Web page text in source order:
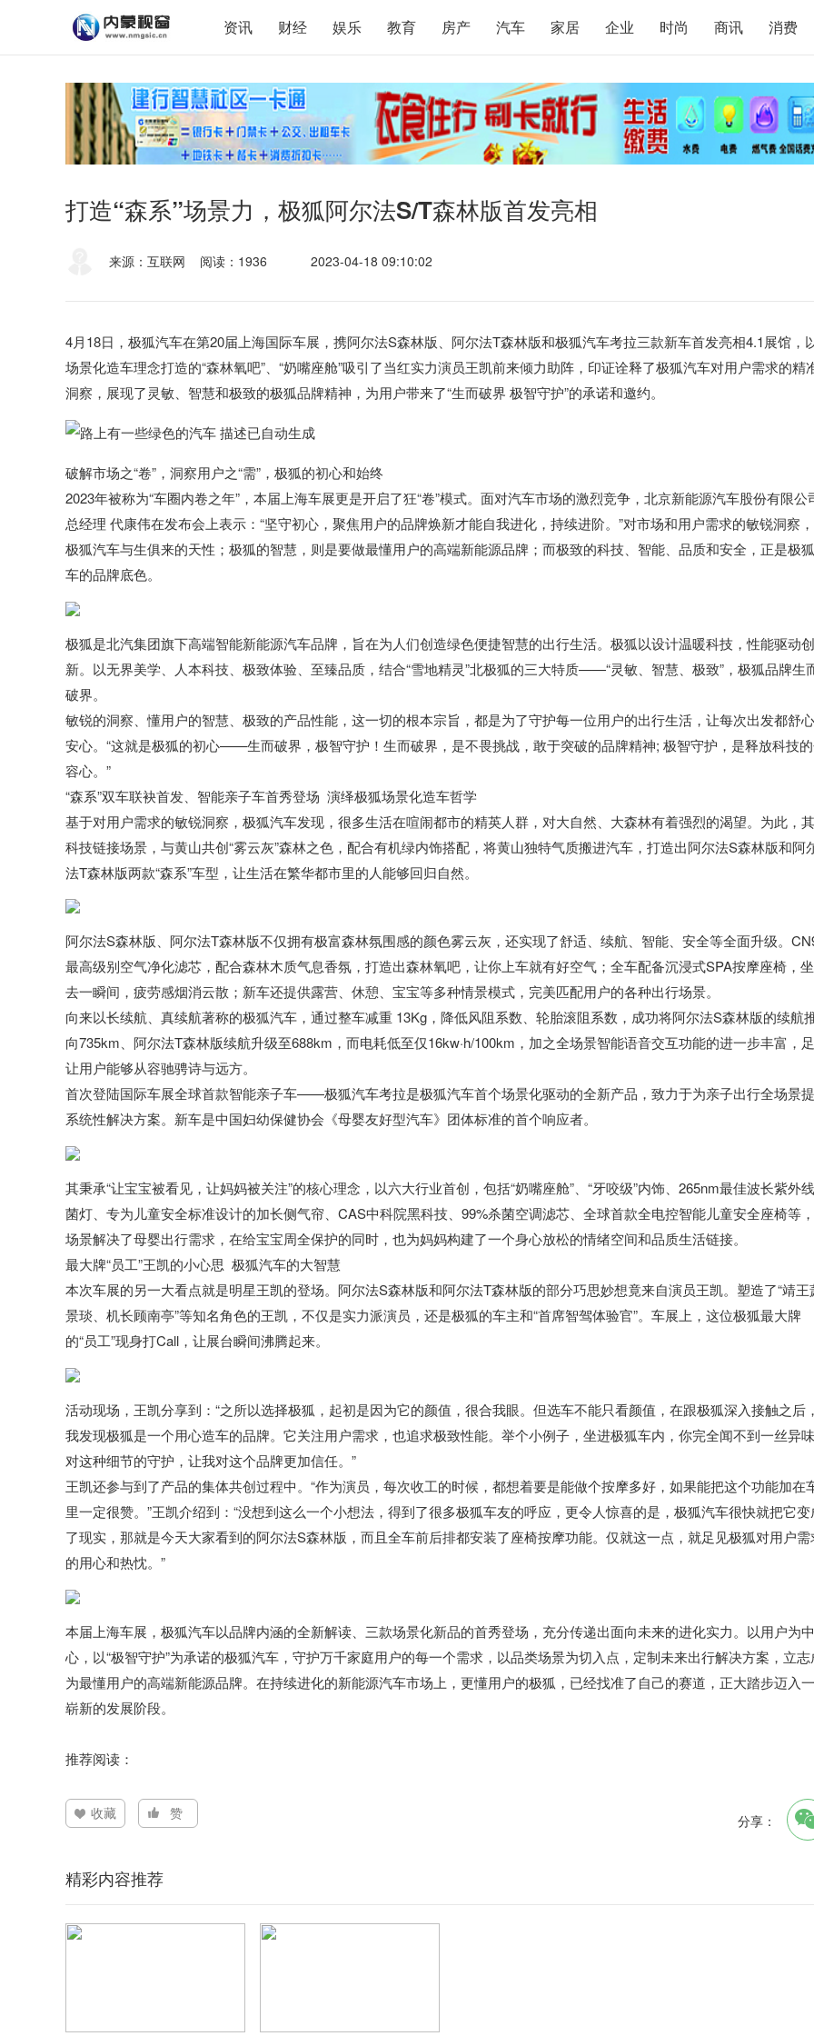
资讯 财经 娱乐 教育 房产 汽车 家居 企业 时尚 商讯 消费
打造“森系”场景力，极狐阿尔法S/T森林版首发亮相
来源：互联网 阅读：1936 2023-04-18 09:10:02
4月18日，极狐汽车在第20届上海国际车展，携阿尔法S森林版、阿尔法T森林版和极狐汽车考拉三款新车首发亮相4.1展馆，
场景化造车理念打造的“森林氧吧”、“奶嘴座舱”吸引了当红实力演员王凯前来倾力助阵，印证诠释了极狐汽车对用户需求的精
洞察，展现了灵敏、智慧和极致的极狐品牌精神，为用户带来了“生而破界 极智守护”的承诺和邀约。
破解市场之“卷”，洞察用户之“需”，极狐的初心和始终
2023年被称为“车圈内卷之年”，本届上海车展更是开启了狂“卷”模式。面对汽车市场的激烈竞争，北京新能源汽车股份有限公
总经理 代康伟在发布会上表示：“坚守初心，聚焦用户的品牌焕新才能自我进化，持续进阶。”对市场和用户需求的敏锐洞察
极狐汽车与生俱来的天性；极狐的智慧，则是要做最懂用户的高端新能源品牌；而极致的科技、智能、品质和安全，正是极
车的品牌底色。
极狐是北汽集团旗下高端智能新能源汽车品牌，旨在为人们创造绿色便捷智慧的出行生活。极狐以设计温暖科技，性能驱动创
新。以无界美学、人本科技、极致体验、至臻品质，结合“雪地精灵”北极狐的三大特质——“灵敏、智慧、极致”，极狐品牌生
破界。
敏锐的洞察、懂用户的智慧、极致的产品性能，这一切的根本宗旨，都是为了守护每一位用户的出行生活，让每次出发都舒心
安心。“这就是极狐的初心——生而破界，极智守护！生而破界，是不畏挑战，敢于突破的品牌精神; 极智守护，是释放科技
容心。”
“森系”双车联袂首发、智能亲子车首秀登场 演绎极狐场景化造车哲学
基于对用户需求的敏锐洞察，极狐汽车发现，很多生活在喧闹都市的精英人群，对大自然、大森林有着强烈的渴望。为此，
科技链接场景，与黄山共创“雾云灰”森林之色，配合有机绿内饰搭配，将黄山独特气质搬进汽车，打造出阿尔法S森林版和阿
法T森林版两款“森系”车型，让生活在繁华都市里的人能够回归自然。
阿尔法S森林版、阿尔法T森林版不仅拥有极富森林氛围感的颜色雾云灰，还实现了舒适、续航、智能、安全等全面升级。
最高级别空气净化滤芯，配合森林木质气息香氛，打造出森林氧吧，让你上车就有好空气；全车配备沉浸式SPA按摩座椅，
去一瞬间，疲劳感烟消云散；新车还提供露营、休憩、宝宝等多种情景模式，完美匹配用户的各种出行场景。
向来以长续航、真续航著称的极狐汽车，通过整车减重 13Kg，降低风阻系数、轮胎滚阻系数，成功将阿尔法S森林版的续航
向735km、阿尔法T森林版续航升级至688km，而电耗低至仅16kw·h/100km，加之全场景智能语音交互功能的进一步丰富，
让用户能够从容驰骋诗与远方。
首次登陆国际车展全球首款智能亲子车——极狐汽车考拉是极狐汽车首个场景化驱动的全新产品，致力于为亲子出行全场景
系统性解决方案。新车是中国妇幼保健协会《母婴友好型汽车》团体标准的首个响应者。
其秉承“让宝宝被看见，让妈妈被关注”的核心理念，以六大行业首创，包括“奶嘴座舱”、“牙咬级”内饰、265nm最佳波长紫外
菌灯、专为儿童安全标准设计的加长侧气帘、CAS中科院黑科技、99%杀菌空调滤芯、全球首款全电控智能儿童安全座椅等
场景解决了母婴出行需求，在给宝宝周全保护的同时，也为妈妈构建了一个身心放松的情绪空间和品质生活链接。
最大牌“员工”王凯的小心思 极狐汽车的大智慧
本次车展的另一大看点就是明星王凯的登场。阿尔法S森林版和阿尔法T森林版的部分巧思妙想竟来自演员王凯。塑造了“靖王
景琰、机长顾南亭”等知名角色的王凯，不仅是实力派演员，还是极狐的车主和“首席智驾体验官”。车展上，这位极狐最大牌
的“员工”现身打Call，让展台瞬间沸腾起来。
活动现场，王凯分享到：“之所以选择极狐，起初是因为它的颜值，很合我眼。但选车不能只看颜值，在跟极狐深入接触之后，
我发现极狐是一个用心造车的品牌。它关注用户需求，也追求极致性能。举个小例子，坐进极狐车内，你完全闻不到一丝异味
对这种细节的守护，让我对这个品牌更加信任。”
王凯还参与到了产品的集体共创过程中。“作为演员，每次收工的时候，都想着要是能做个按摩多好，如果能把这个功能加在
里一定很赞。”王凯介绍到：“没想到这么一个小想法，得到了很多极狐车友的呼应，更令人惊喜的是，极狐汽车很快就把它变
了现实，那就是今天大家看到的阿尔法S森林版，而且全车前后排都安装了座椅按摩功能。仅就这一点，就足见极狐对用户需
的用心和热忱。”
本届上海车展，极狐汽车以品牌内涵的全新解读、三款场景化新品的首秀登场，充分传递出面向未来的进化实力。以用户为中
心，以“极智守护”为承诺的极狐汽车，守护万千家庭用户的每一个需求，以品类场景为切入点，定制未来出行解决方案，立志
为最懂用户的高端新能源品牌。在持续进化的新能源汽车市场上，更懂用户的极狐，已经找准了自己的赛道，正大踏步迈入
崭新的发展阶段。
推荐阅读：
收藏 赞 分享：
精彩内容推荐